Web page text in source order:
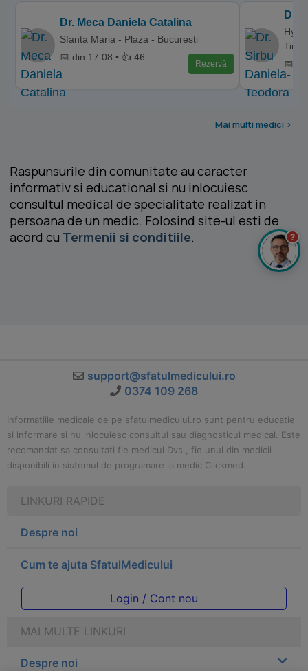
Dr. Meca Daniela Catalina
Sfanta Maria - Plaza - Bucuresti
📅 din 17.08 • 👍 46
Rezervă
Dr.
📅
Mai multi medici >
Raspunsurile din comunitate au caracter
informativ si educational si nu inlocuiesc
consultul medical de specialitate realizat in
persoana de un medic. Folosind site-ul esti de
acord cu Termenii si conditiile.
support@sfatulmedicului.ro
0374 109 268
Informatiile medicale de pe sfatulmedicului.ro sunt pentru educatie
si informare si nu inlocuiesc consultul sau diagnosticul medical. Este
recomandat sa consultati fie medicul Dvs., fie unul din medicii
disponibili in sistemul de programare la medic Clickmed.
LINKURI RAPIDE
Despre noi
Cum te ajuta SfatulMedicului
Login / Cont nou
MAI MULTE LINKURI
Despre noi
?